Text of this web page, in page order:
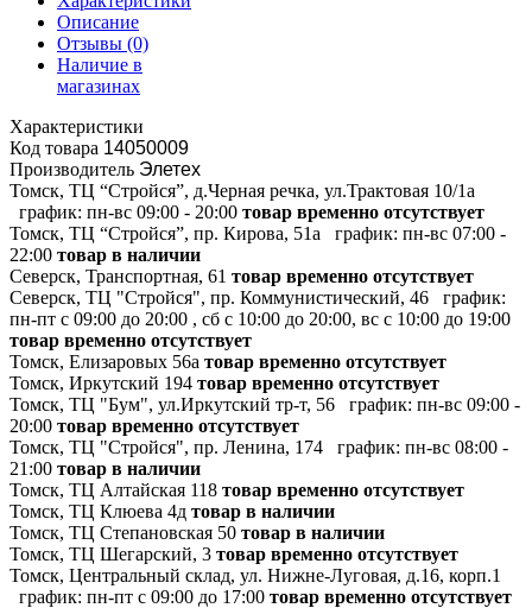
Описание
Отзывы (0)
Наличие в
магазинах
Характеристики
Код товара 14050009
Производитель Элетех
Томск, ТЦ “Стройся”, д.Черная речка, ул.Трактовая 10/1а
график: пн-вс 09:00 - 20:00 товар временно отсутствует
Томск, ТЦ “Стройся”, пр. Кирова, 51а
график: пн-вс 07:00 -
22:00 товар в наличии
Северск, Транспортная, 61 товар временно отсутствует
Северск, ТЦ "Стройся", пр. Коммунистический, 46
график:
пн-пт с 09:00 до 20:00 , сб с 10:00 до 20:00, вс с 10:00 до 19:00
товар временно отсутствует
Томск, Елизаровых 56а товар временно отсутствует
Томск, Иркутский 194 товар временно отсутствует
Томск, ТЦ "Бум", ул.Иркутский тр-т, 56
график: пн-вс 09:00 -
20:00 товар временно отсутствует
Томск, ТЦ "Стройся", пр. Ленина, 174
график: пн-вс 08:00 -
21:00 товар в наличии
Томск, ТЦ Алтайская 118 товар временно отсутствует
Томск, ТЦ Клюева 4д товар в наличии
Томск, ТЦ Степановская 50 товар в наличии
Томск, ТЦ Шегарский, 3 товар временно отсутствует
Томск, Центральный склад, ул. Нижне-Луговая, д.16, корп.1
график: пн-пт с 09:00 до 17:00 товар временно отсутствует